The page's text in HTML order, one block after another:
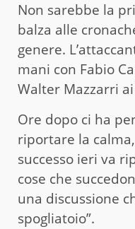
Non sarebbe la
balza alle
genere.
mani con Fabio
Walter Mazzarri
Ore dopo ci ha
riportare la
successo ieri va
cose che
una discussione
spogliatoio”.